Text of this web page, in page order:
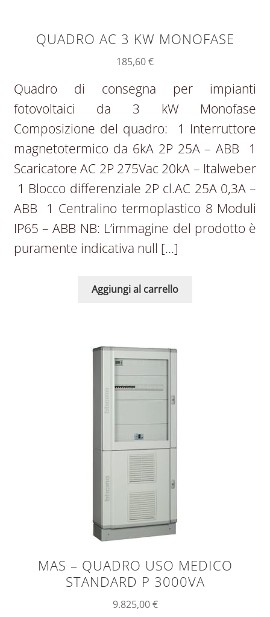
QUADRO AC 3 KW MONOFASE
185,60€
Quadro di consegna per impianti
fotovoltaici da 3 kW Monofase
Composizione del quadro: 1 Interruttore
magnetotermico da 6kA 2P 25A – ABB 1
Scaricatore AC 2P 275Vac 20kA – Italweber
1 Blocco differenziale 2P cl.AC 25A 0,3A –
ABB 1 Centralino termoplastico 8 Moduli
IP65 – ABB NB: L’immagine del prodotto è
puramente indicativa null […]
Aggiungi al carrello
MAS – QUADRO USO MEDICO
STANDARD P 3000VA
9.825,00€